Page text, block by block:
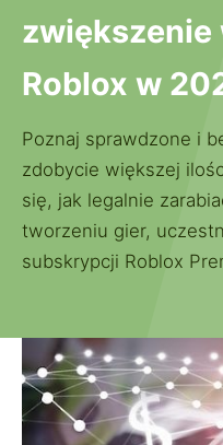
zwiększenie
Roblox w
Poznaj sprawdzone i
zdobycie większej
się, jak legalnie
tworzeniu gier,
subskrypcji Roblox